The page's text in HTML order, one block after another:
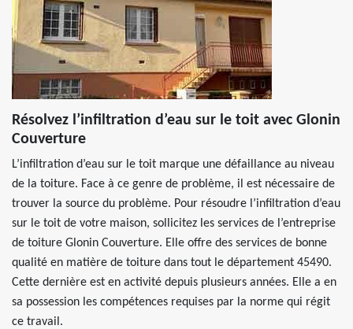
Résolvez l’infiltration d’eau sur le toit avec Glonin
Couverture
L’infiltration d’eau sur le toit marque une défaillance au niveau
de la toiture. Face à ce genre de problème, il est nécessaire de
trouver la source du problème. Pour résoudre l’infiltration d’eau
sur le toit de votre maison, sollicitez les services de l’entreprise
de toiture Glonin Couverture. Elle offre des services de bonne
qualité en matière de toiture dans tout le département 45490.
Cette dernière est en activité depuis plusieurs années. Elle a en
sa possession les compétences requises par la norme qui régit
ce travail.